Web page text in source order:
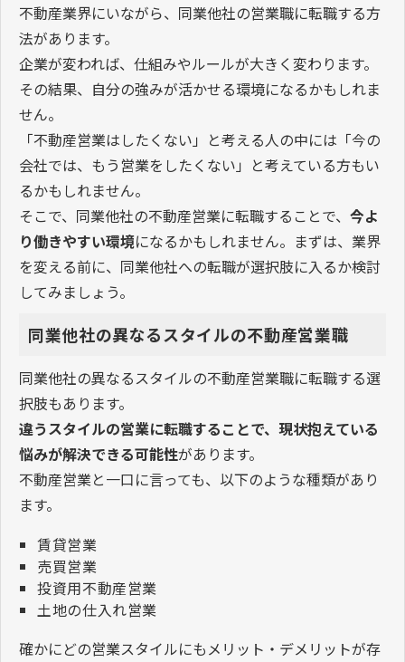
不動産業界にいながら、同業他社の営業職に転職する方
法があります。
企業が変われば、仕組みやルールが大きく変わります。
その結果、自分の強みが活かせる環境になるかもしれま
せん。
「不動産営業はしたくない」と考える人の中には「今の
会社では、もう営業をしたくない」と考えている方もい
るかもしれません。
そこで、同業他社の不動産営業に転職することで、 今よ
り働きやすい環境になるかもしれません。まずは、業界
を変える前に、同業他社への転職が選択肢に入るか検討
してみましょう。
同業他社の異なるスタイルの不動産営業職
同業他社の異なるスタイルの不動産営業職に転職する選
択肢もあります。
違うスタイルの営業に転職することで、現状抱えている
悩みが解決できる可能性があります。
不動産営業と一口に言っても、以下のような種類があり
ます。
賃貸営業
売買営業
投資用不動産営業
土地の仕入れ営業
確かにどの営業スタイルにもメリット・デメリットが存